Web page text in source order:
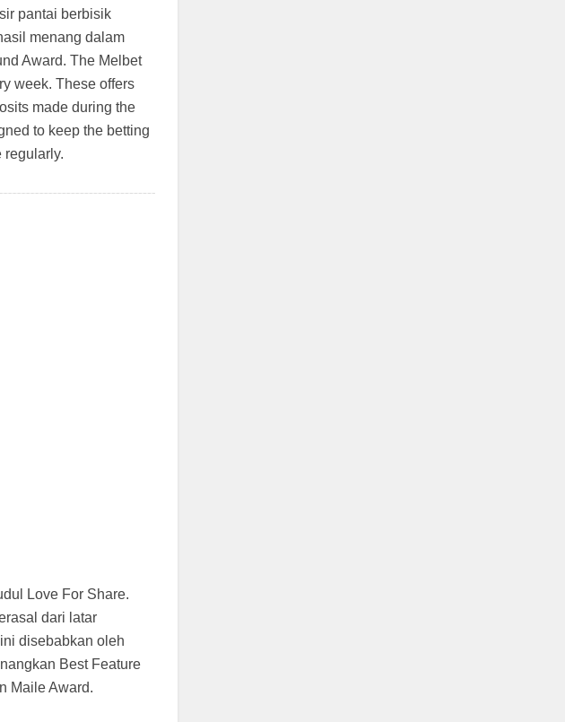
pantai berbisik
menang dalam
Award. The Melbet
week. These offers
made during the
to keep the betting
regularly.
Love For Share.
dari latar
disebabkan oleh
Best Feature
Maile Award.